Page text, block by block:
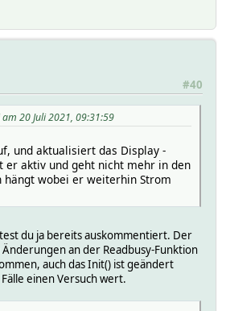
#40
20 Juli 2021, 09:31:59
und aktualisiert das Display -
er aktiv und geht nicht mehr in den
hängt wobei er weiterhin Strom
du ja bereits auskommentiert. Der
an der Readbusy-Funktion
auch das Init() ist geändert
einen Versuch wert.